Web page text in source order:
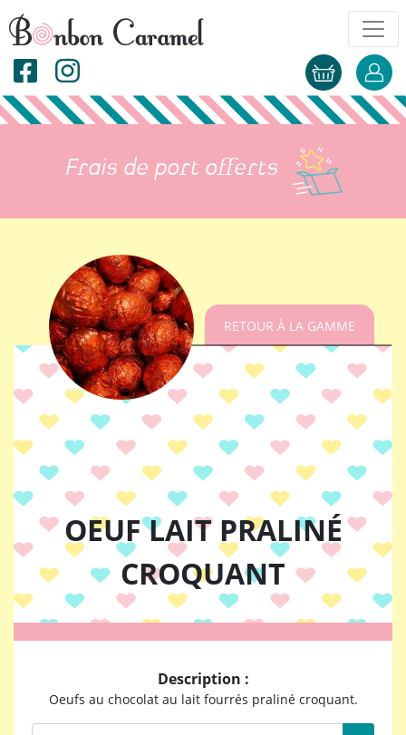
Frais de port offerts
RETOUR À LA GAMME
OEUF LAIT PRALINÉ
CROQUANT
Description :
Oeufs au chocolat au lait fourrés praliné croquant.